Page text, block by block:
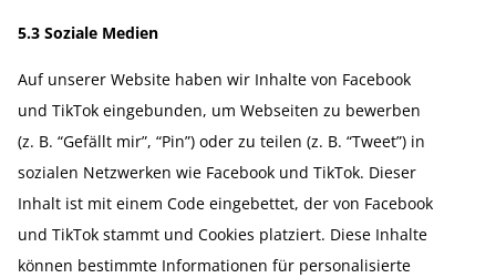
5.3 Soziale Medien
Auf unserer Website haben wir Inhalte von Facebook
und TikTok einge­bunden, um Webseiten zu bewerben
(z. B. “Gefällt mir”, “Pin”) oder zu teilen (z. B. “Tweet”) in
sozialen Netzwerken wie Facebook und TikTok. Dieser
Inhalt ist mit einem Code einge­bettet, der von Facebook
und TikTok stammt und Cookies platziert. Diese Inhalte
können bestimmte Infor­ma­tionen für perso­na­li­sierte